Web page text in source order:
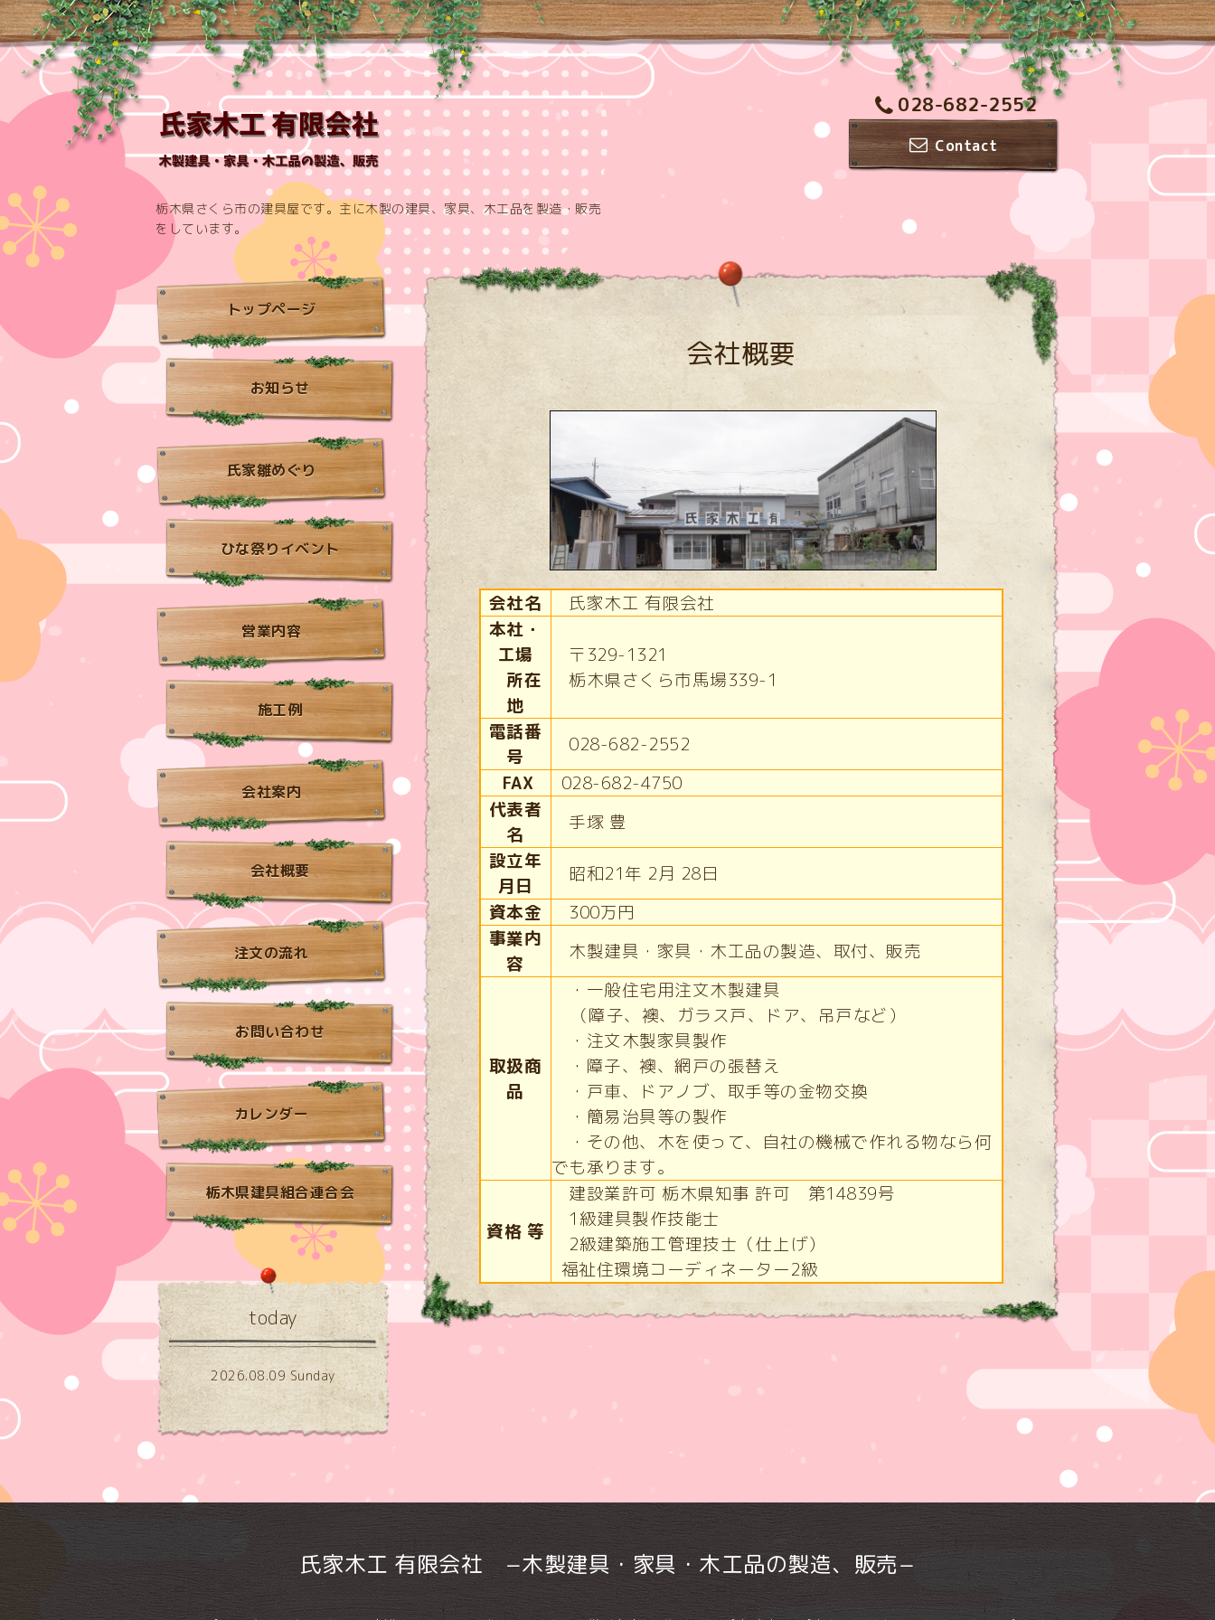
028-682-2552
Contact
栃木県さくら市の建具屋です。主に木製の建具、家具、木工品を製造・販売
をしています。
会社概要
会社名
氏家木工 有限会社
本社・
工場
所在
地
〒329-1321
栃木県さくら市馬場339-1
電話番
号
028-682-2552
FAX
028-682-4750
代表者
名
手塚 豊
設立年
月日
昭和21年 2月 28日
資本金
300万円
事業内
容
木製建具・家具・木工品の製造、取付、販売
取扱商
品
・一般住宅用注文木製建具
（障子、襖、ガラス戸、ドア、吊戸など）
・注文木製家具製作
・障子、襖、網戸の張替え
・戸車、ドアノブ、取手等の金物交換
・簡易治具等の製作
・その他、木を使って、自社の機械で作れる物なら何
でも承ります。
資格 等
建設業許可 栃木県知事 許可 第14839号
1級建具製作技能士
2級建築施工管理技士（仕上げ）
福祉住環境コーディネーター2級
トップページ
お知らせ
氏家雛めぐり
ひな祭りイベント
営業内容
施工例
会社案内
会社概要
注文の流れ
お問い合わせ
カレンダー
栃木県建具組合連合会
today
2026.08.09 Sunday
氏家木工 有限会社 −木製建具・家具・木工品の製造、販売−